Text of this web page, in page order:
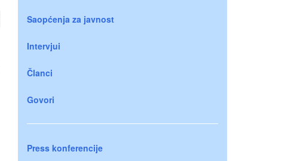
Saopćenja za javnost
Intervjui
Članci
Govori
Press konferencije